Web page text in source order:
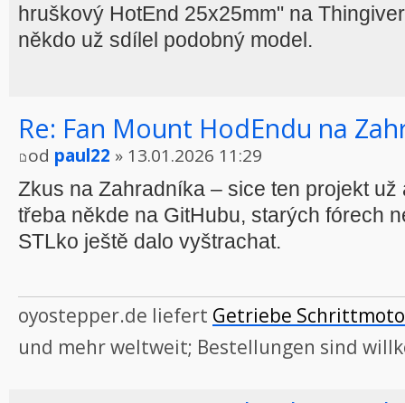
hruškový HotEnd 25x25mm" na
někdo už sdílel podobný model.
Re: Fan Mount HodEndu na
od paul22 » 13.01.2026 11:29
Zkus na Zahradníka – sice ten projekt
třeba někde na GitHubu, starých fórech
STLko ještě dalo vyštrachat.
oyostepper.de liefert Getriebe
und mehr weltweit; Bestellungen sind